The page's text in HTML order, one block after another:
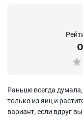
Раньше всегда
только из яиц и
вариант, если вдруг